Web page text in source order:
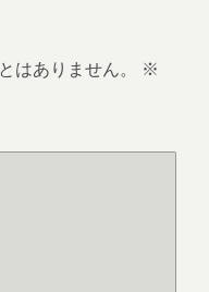
はありません。
※